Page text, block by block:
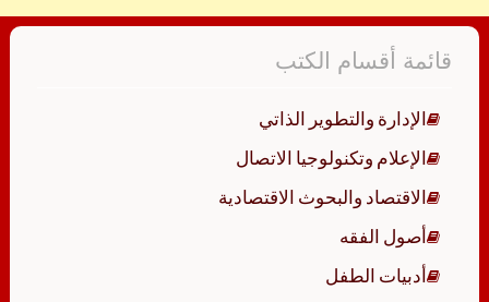
قائمة أقسام الكتب
الإدارة والتطوير الذاتي
الإعلام وتكنولوجيا الاتصال
الاقتصاد والبحوث الاقتصادية
أصول الفقه
أدبيات الطفل